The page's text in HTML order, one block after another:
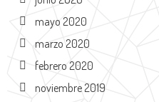
mayo 2020
marzo 2020
febrero 2020
noviembre 2019